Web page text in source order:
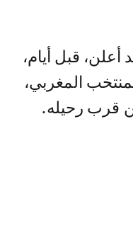
قبل أيام،
المغربي،
قرب رحيله.